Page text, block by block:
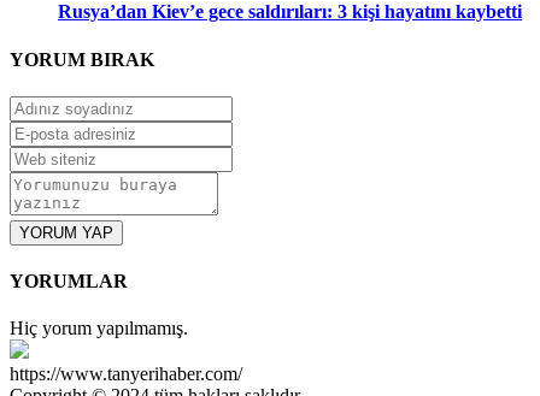
Rusya’dan Kiev’e gece saldırıları: 3 kişi hayatını kaybetti
YORUM BIRAK
YORUM YAP
YORUMLAR
Hiç yorum yapılmamış.
https://www.tanyerihaber.com/